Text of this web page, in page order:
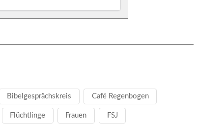
Bibelgesprächskreis Café Regenbogen
Flüchtlinge Frauen FSJ